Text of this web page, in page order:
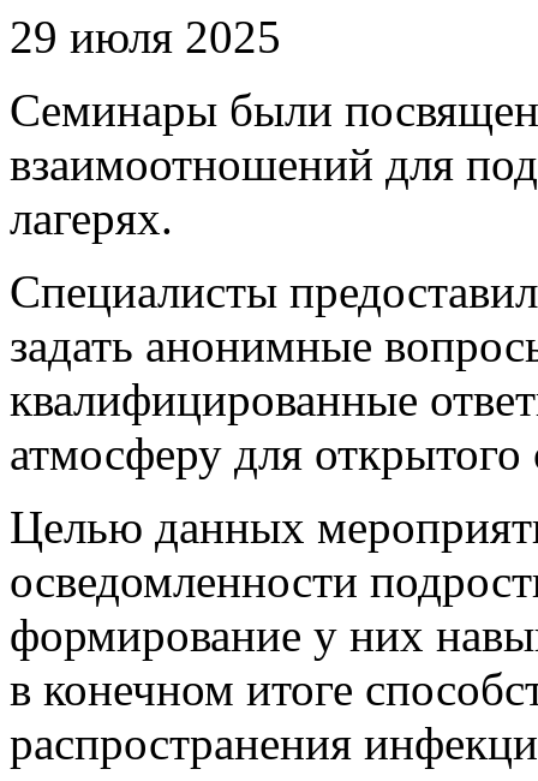
29 июля 2025
Семинары были
взаимоотношений для
лагерях.
Специалисты
задать анонимные
квалифицированные
атмосферу для
Целью данных
осведомленности
формирование у них
в конечном итоге
распространения